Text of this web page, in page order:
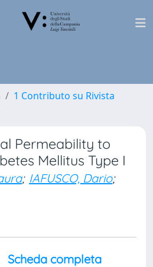
1 Contributo su Rivista
Permeability to
Mellitus Type I
; IAFUSCO, Dario;
Scheda completa